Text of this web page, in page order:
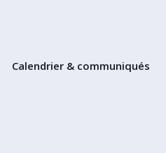
Calendrier & communiqués